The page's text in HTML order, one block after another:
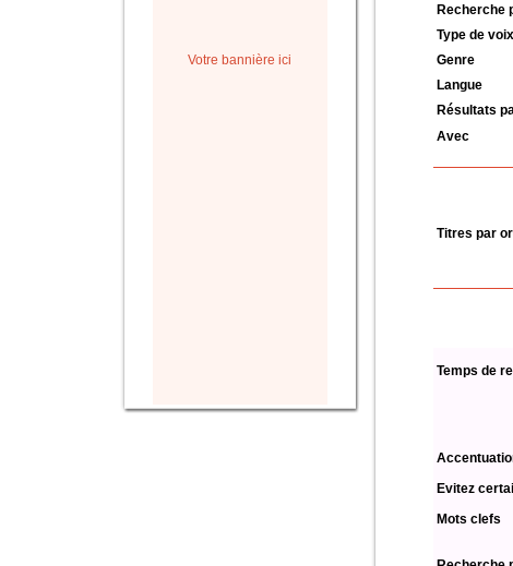
Votre bannière ici
Recherche
Type de
Genre
Langue
Résultats
Avec
Titres par
Temps de
Evitez
Mots clefs